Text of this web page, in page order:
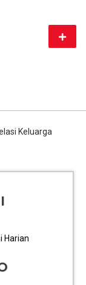
Keluarga
Harian